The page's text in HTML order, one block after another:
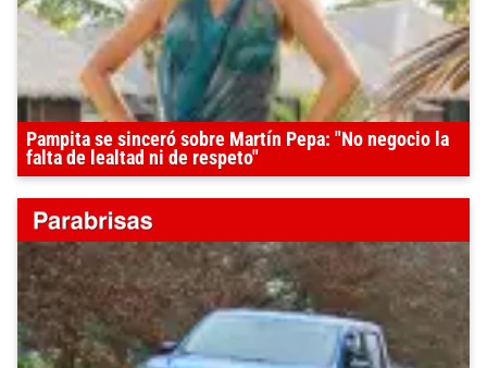
Pampita se sinceró sobre Martín Pepa: "No negocio la
falta de lealtad ni de respeto"